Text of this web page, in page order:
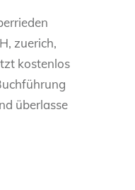
zuerich,
kostenlos
überlasse